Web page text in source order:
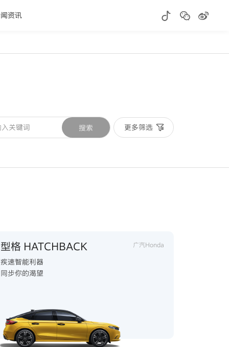
资讯
搜索 更多筛选
型格 HATCHBACK 广汽Honda
疾速智能利器
同步你的渴望